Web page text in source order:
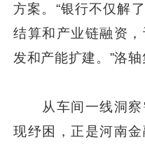
方案。“银行不仅解
结算和产业链融资
发和产能扩建。”洛
从车间一线洞察
现纾困，正是河南